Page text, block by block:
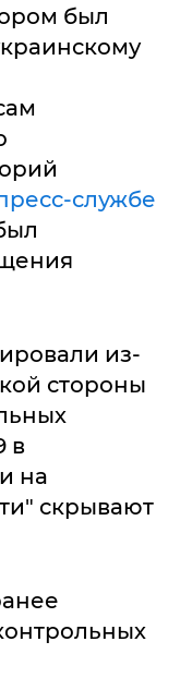
был
службе
из-
стороны
в
на
скрывают